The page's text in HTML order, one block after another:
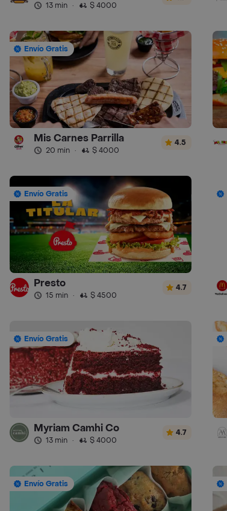
13 min · $ 4000
Envío Gratis
Mis Carnes Parrilla
20 min · $ 4000
4.5
Envío Gratis
Presto
15 min · $ 4500
4.7
Envío Gratis
Myriam Camhi Co
13 min · $ 4000
4.7
Envío Gratis